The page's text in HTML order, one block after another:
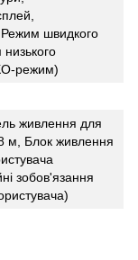
швидкого
режим)
живлення для
м, Блок живлення
зобов'язання